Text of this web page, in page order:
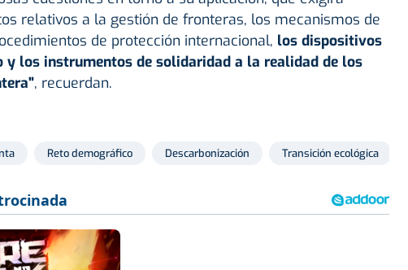
relativos a la gestión de fronteras, los mecanismos de
de protección internacional, los dispositivos
y los instrumentos de solidaridad a la realidad de los
, recuerdan.
Reto demográfico Descarbonización Transición ecológica